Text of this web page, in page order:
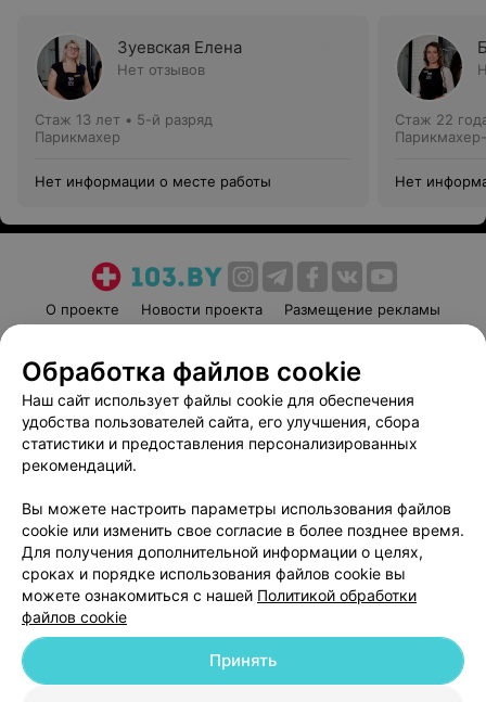
Зуевская Елена
Нет отзывов
Стаж 13 лет • 5-й разряд
Парикмахер
Нет информации о месте работы
Стаж 22
Нет
О проекте Новости проекта
Размещение рекламы
Пользовательское соглашение
Способы оплаты
Вакансии
Партнеры
Написать руководителю 103.by
Обработка персональных данных
© 2026 ООО «Артокс Лаб», УНП 191700409
| 220012, Республика Беларусь,
Обработка файлов cookie
Наш сайт использует файлы cookie для обеспечения
удобства пользователей сайта, его улучшения, сбора
статистики и предоставления персонализированных
рекомендаций.
Вы можете настроить параметры использования файлов
cookie или изменить свое согласие в более позднее время.
Для получения дополнительной информации о целях,
сроках и порядке использования файлов cookie вы
можете ознакомиться с нашей Политикой обработки
файлов cookie
Принять